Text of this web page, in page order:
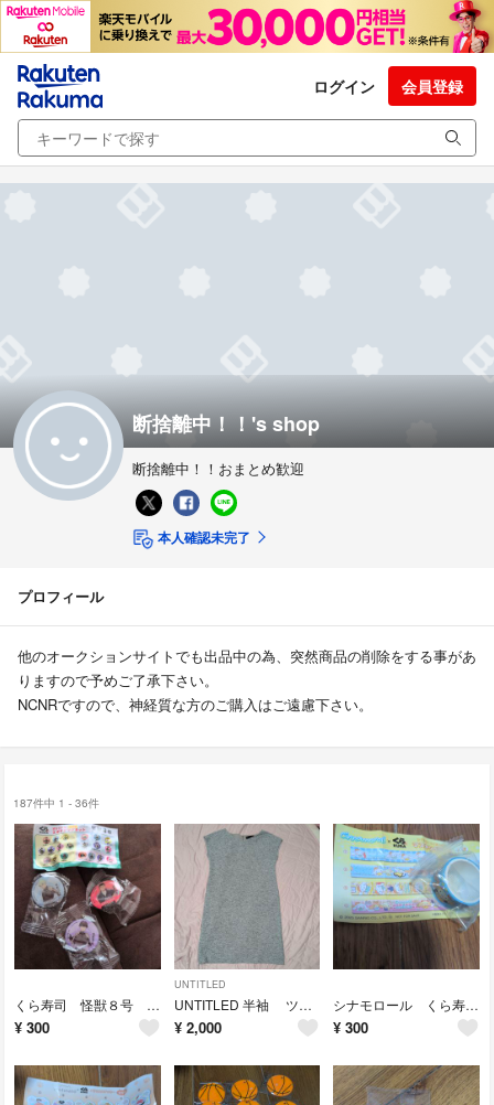
ログイン 会員登録
断捨離中！！'s shop
断捨離中！！おまとめ歓迎
本人確認未完了
プロフィール
他のオークションサイトでも出品中の為、突然商品の削除をする事があ
りますので予めご了承下さい。
NCNRですので、神経質な方のご購入はご遠慮下さい。
187件中 1 - 36件
くら寿司 怪獣８号 エポキシマグネット セット
¥ 300
UNTITLED
UNTITLED 半袖 ツイード調 ワンピース グレー サイズ0 ストレッチ
¥ 2,000
シナモロール くら寿司 マスキングテープ
¥ 300